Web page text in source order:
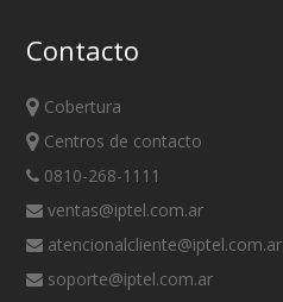
Contacto
Cobertura
Centros de contacto
0810-268-1111
ventas@iptel.com.ar
atencionalcliente@iptel.com.ar
soporte@iptel.com.ar